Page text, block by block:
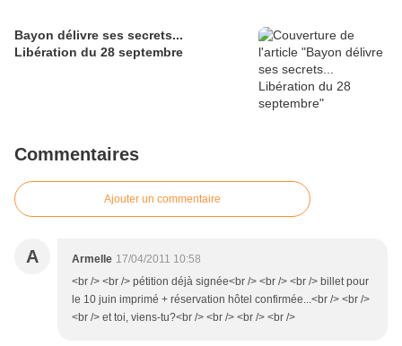
Bayon délivre ses secrets...
Libération du 28 septembre
Commentaires
Ajouter un commentaire
A Armelle 17/04/2011 10:58
<br /> <br /> pétition déjà signée<br /> <br /> <br /> billet pour
le 10 juin imprimé + réservation hôtel confirmée...<br /> <br />
<br /> et toi, viens-tu?<br /> <br /> <br /> <br />